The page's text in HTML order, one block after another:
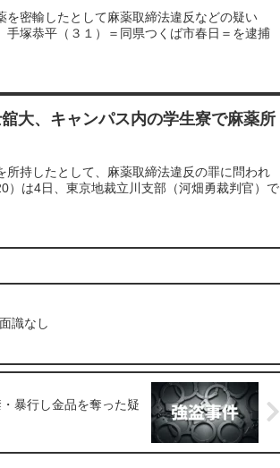
密輸したとして麻薬取締法違反などの疑い
塚恭平（３１）＝同県つくば市春日＝を逮捕
大、キャンパス内の学生寮で麻薬所
持したとして、麻薬取締法違反の罪に問われ
）は4日、東京地裁立川支部（河畑勇裁判官）で
識なし
暴行し金品を奪った疑